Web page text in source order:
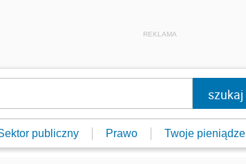
REKLAMA
publiczny Prawo Twoje pieniądze